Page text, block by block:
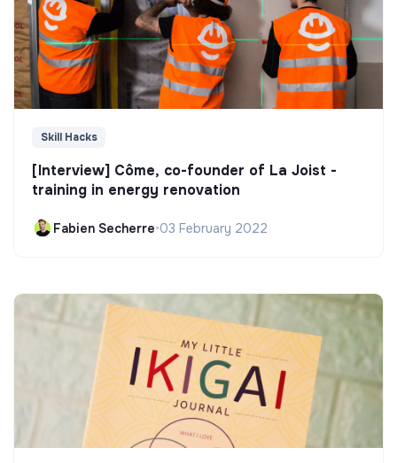
Skill Hacks
[Interview] Côme, co-founder of La Joist -
training in energy renovation
Fabien Secherre•03 February 2022